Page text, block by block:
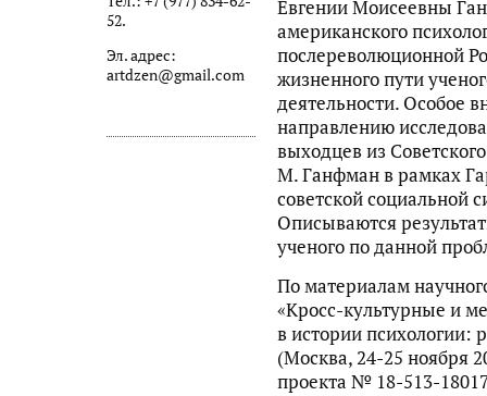
52.
Эл. адрес:
artdzen@gmail.com
Евгении Моисеевны
американского
послереволюционной
жизненного пути
деятельности. Особое
направлению
выходцев из
М. Ганфман в рамках
советской социальной
Описываются
ученого по данной
По материалам
«Кросс-культурные и
в истории психологии:
(Москва, 24-25 ноября
проекта № 18-513-